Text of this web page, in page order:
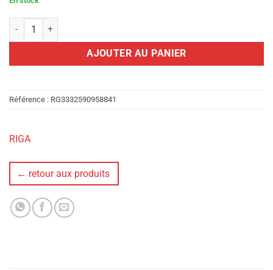
quantité de SHAMP.INSECTIFUGE CHIEN 250ML
AJOUTER AU PANIER
Référence : RG3332590958841
RIGA
← retour aux produits